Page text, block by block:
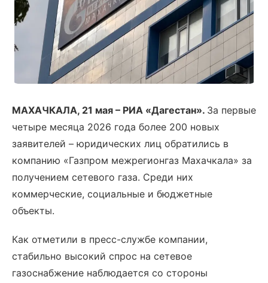
МАХАЧКАЛА, 21 мая – РИА «Дагестан». За первые
четыре месяца 2026 года более 200 новых
заявителей – юридических лиц обратились в
компанию «Газпром межрегионгаз Махачкала» за
получением сетевого газа. Среди них
коммерческие, социальные и бюджетные
объекты.
Как отметили в пресс-службе компании,
стабильно высокий спрос на сетевое
газоснабжение наблюдается со стороны